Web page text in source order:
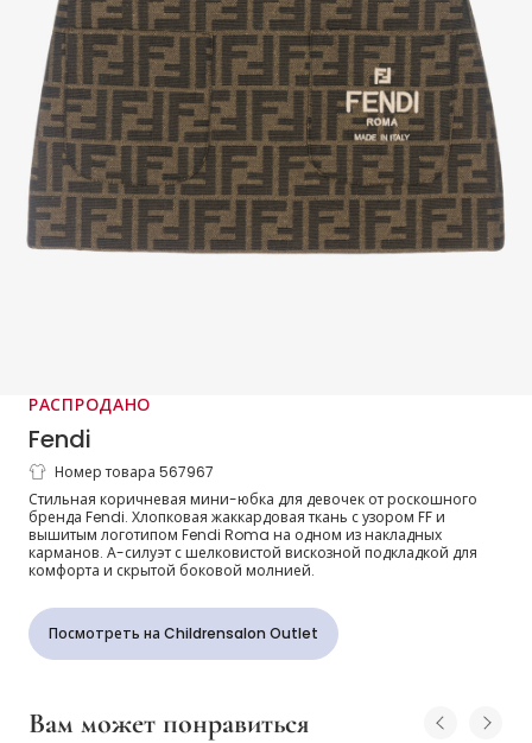
РАСПРОДАНО
Fendi
Коричневая жаккардовая юбка FF для
девочек
Номер товара 567967
Стильная коричневая мини-юбка для девочек от роскошного
бренда Fendi. Хлопковая жаккардовая ткань с узором FF и
вышитым логотипом Fendi Roma на одном из накладных
карманов. А-силуэт с шелковистой вискозной подкладкой для
комфорта и скрытой боковой молнией.
Посмотреть на Childrensalon Outlet
Вам может понравиться